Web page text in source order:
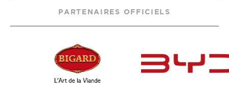
PARTENAIRES OFFICIELS